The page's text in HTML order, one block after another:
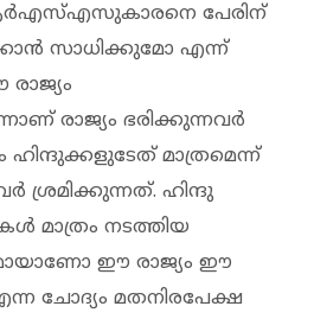
പേരിന്
സാധിക്കുമോ എന്ന്
രാജ്യം ഭരിക്കുന്നവര്‍
മാത്രമെന്ന്
ശ്രമിക്കുന്നത്. ഹിന്ദു
മാത്രം നടത്തിയ
ഈ രാജ്യം ഈ
ചോദ്യം മതനിരപേക്ഷ